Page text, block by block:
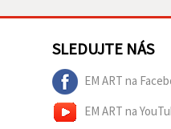
SLEDUJTE NÁS
EM ART na
EM ART na